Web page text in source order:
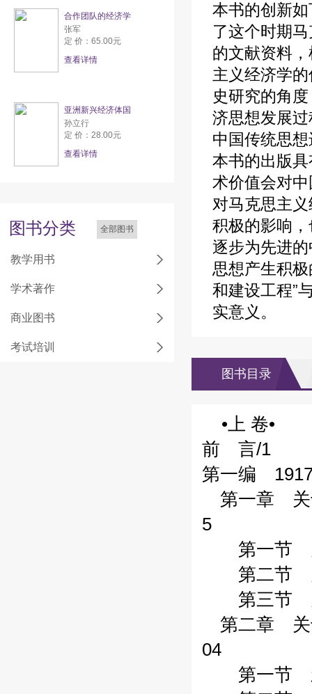
合作团队的经济学
张军
定 价：65.00元
查看详情
亚洲新兴经济体国
孙立行
定 价：28.00元
查看详情
图书分类 全部图书
教学用书
学术著作
商业图书
考试培训
本书的创新
了这个时期
的文献资料
主义经济学
史研究的角
济思想发展
中国传统思
本书的出版
术价值会对
对马克思主
积极的影响
逐步为先进
思想产生积
和建设工程”
实意义。
图书目录
•上 卷•
前 言/1
第一编
第一章 关
5
第一节 关
第二节 关
第三节 关
第二章 关
04
第一节 新